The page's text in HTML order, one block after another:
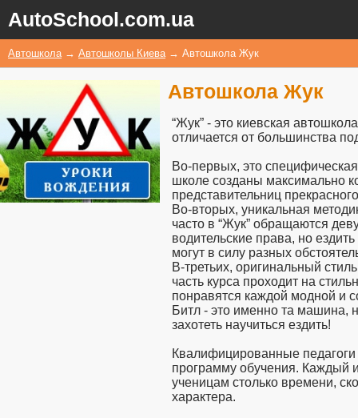
AutoSchool.com.ua
Автошкола → Автошколы Киева → Автошкола Жук
Автошкола Жук
“Жук” - это киевская
отличается от большинства
Во-первых, это
школе созданы максимально
представительниц
Во-вторых, уникальная
часто в “Жук” обращаются
водительские права, но
могут в силу разных
В-третьих, оригинальный
часть курса проходит на
понравятся каждой модной и
Битл - это именно та машина,
захотеть научиться ездить!
Квалифицированные
программу обучения. Каждый
ученицам столько времени,
характера.